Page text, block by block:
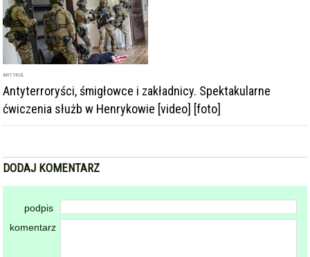
ARTYKUŁ
Antyterroryści, śmigłowce i zakładnicy. Spektakularne
ćwiczenia służb w Henrykowie [video] [foto]
DODAJ KOMENTARZ
podpis
komentarz